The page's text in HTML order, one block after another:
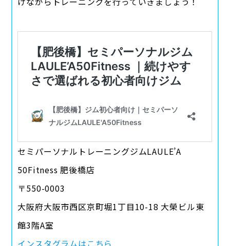
セミパーソナルトレーニングジムLAULE’A
50Fitness 肥後橋店
〒550-0003
大阪府大阪市西区京町堀1丁目10-18 大榮ビル東
館3階A室
インスタグラムはこちら